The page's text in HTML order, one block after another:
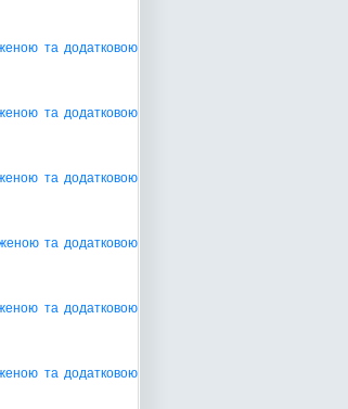
та додатковою
та додатковою
та додатковою
та додатковою
та додатковою
та додатковою